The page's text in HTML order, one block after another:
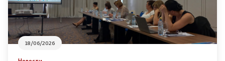
Со еден клик до сите услуги
18/06/2026